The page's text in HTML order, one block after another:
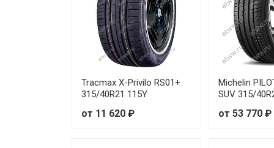
Pirelli P Zero (PZ5) 245/40R19
Pirelli P Zero (PZ5) 245/45R18
Pirelli P Zero (PZ5) 245/45R19
Pirelli P Zero (PZ5) 265/40R22
Tracmax X-Privilo RS01+
315/40R21 115Y
от 11 620 ₽
Michelin
SUV 315/
от 53 770 ₽